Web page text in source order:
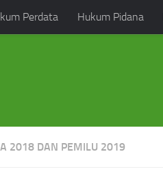
Perdata Hukum Pidana
2018 DAN PEMILU 2019